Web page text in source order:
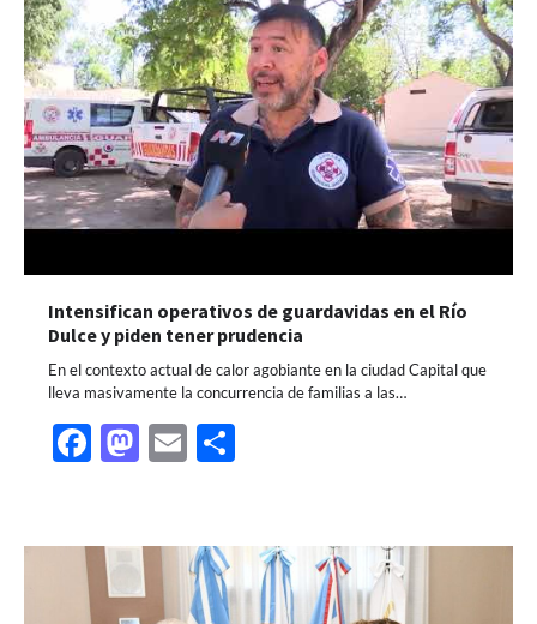
Intensifican operativos de guardavidas en el Río
Dulce y piden tener prudencia
En el contexto actual de calor agobiante en la ciudad Capital que
lleva masivamente la concurrencia de familias a las…
Facebook
Mastodon
Email